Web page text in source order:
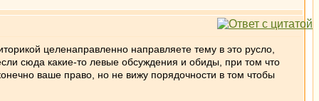
целенаправленно направляете тему в это русло,
сюда какие-то левые обсуждения и обиды, при том что
ваше право, но не вижу порядочности в том чтобы